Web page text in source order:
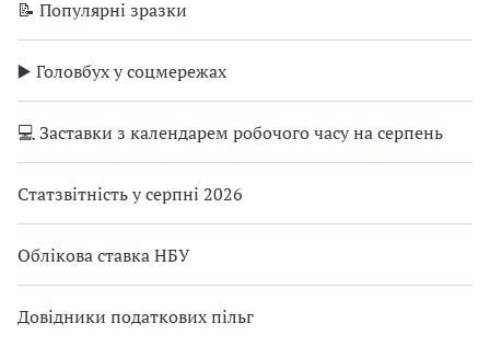
📝 Популярні зразки
▶️ Головбух у соцмережах
💻 Заставки з календарем робочого часу на серпень
Статзвітність у серпні 2026
Облікова ставка НБУ
Довідники податкових пільг